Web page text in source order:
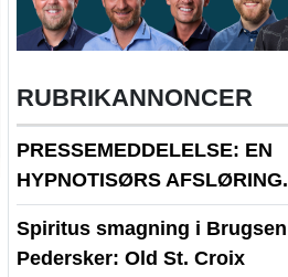
RUBRIKANNONCER
PRESSEMEDDELELSE: EN
HYPNOTISØRS AFSLØRING.
Spiritus smagning i Brugsen
Pedersker: Old St. Croix